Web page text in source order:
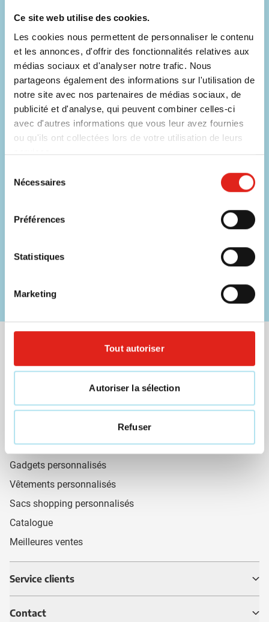
Ce site web utilise des cookies.
Les cookies nous permettent de personnaliser le contenu
et les annonces, d'offrir des fonctionnalités relatives aux
médias sociaux et d'analyser notre trafic. Nous
partageons également des informations sur l'utilisation de
notre site avec nos partenaires de médias sociaux, de
publicité et d'analyse, qui peuvent combiner celles-ci
avec d'autres informations que vous leur avez fournies
ou qu'ils ont collectées lors de votre utilisation de leurs
services.
Nécessaires
Préférences
Statistiques
Marketing
Tout autoriser
Autoriser la sélection
Refuser
Contacter un collaborateur
E-mail
info@eurogifts.be
FAQ
Voir les questions fréquentes
Inscrivez-vous à notre newsletter.
confidentialitéet les s'appliquent.
Restez informé des promotions et réductions
Cadeaux du mois 🎁
Stylos personnalisés
Briquets personnalisé
Tasses personnalisées
Gadgets personnalisés
Vêtements personnalisés
Sacs shopping personnalisés
Catalogue
Meilleures ventes
Service clients
Contact